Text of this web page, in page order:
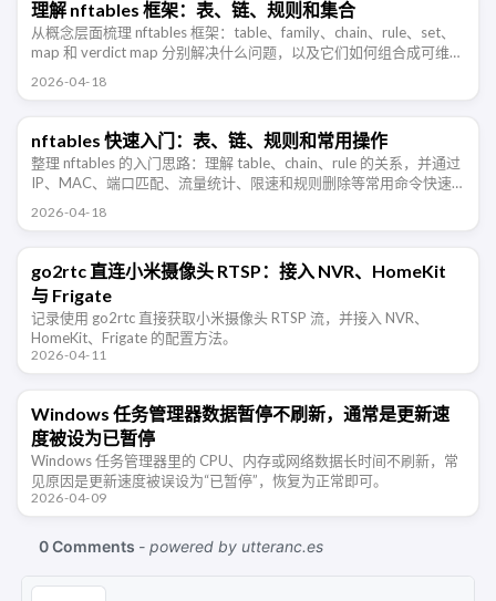
理解 nftables 框架：表、链、规则和集合
从概念层面梳理 nftables 框架：table、family、chain、rule、set、
map 和 verdict map 分别解决什么问题，以及它们如何组合成可维护
2026-04-18
nftables 快速入门：表、链、规则和常用操作
整理 nftables 的入门思路：理解 table、chain、rule 的关系，并通过
IP、MAC、端口匹配、流量统计、限速和规则删除等常用命令快速
2026-04-18
go2rtc 直连小米摄像头 RTSP：接入 NVR、HomeKit
与 Frigate
记录使用 go2rtc 直接获取小米摄像头 RTSP 流，并接入 NVR、
HomeKit、Frigate 的配置方法。
2026-04-11
Windows 任务管理器数据暂停不刷新，通常是更新速
度被设为已暂停
Windows 任务管理器里的 CPU、内存或网络数据长时间不刷新，常
见原因是更新速度被误设为“已暂停”，恢复为正常即可。
2026-04-09